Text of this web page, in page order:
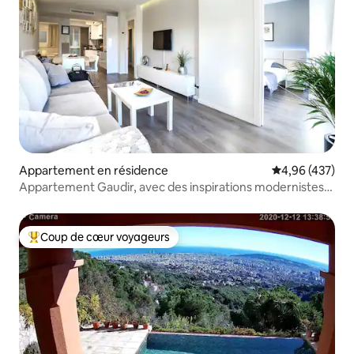
laissez la vaisselle propre et les ordures
dans les poubelles.
Appartement en résidence Évaluation
4,96 (437)
Appartement Gaudir, avec des inspirations modernistes.
Coups de cœur voyageurs les plus appréciés
Coup de cœur voyageurs